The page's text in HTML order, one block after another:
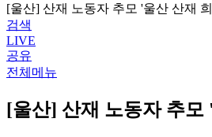
[울산] 산재 노동자 추모 '울산 산재
검색
LIVE
공유
전체메뉴
[울산] 산재 노동자 추